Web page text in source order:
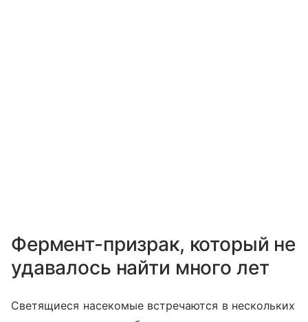
Фермент-призрак, который не
удавалось найти много лет
Светящиеся насекомые встречаются в нескольких